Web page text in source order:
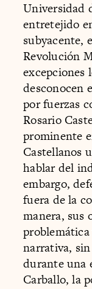
Universidad
entretejido
subyacente,
Revolución
excepciones
desconocen
por fuerzas
Rosario
prominente
Castellanos
hablar del
embargo,
fuera de la
manera, sus
narrativa,
durante una
Carballo, la